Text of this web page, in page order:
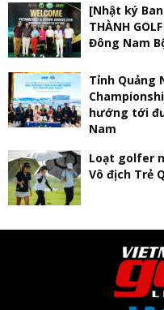
[Nhật ký
THÀNH
Đông Nam
Tỉnh Quảng
hướng tới
Nam
Loạt golfer
Vô địch Trẻ